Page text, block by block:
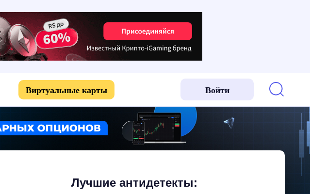
Виртуальные карты Войти
Лучшие антидетекты: